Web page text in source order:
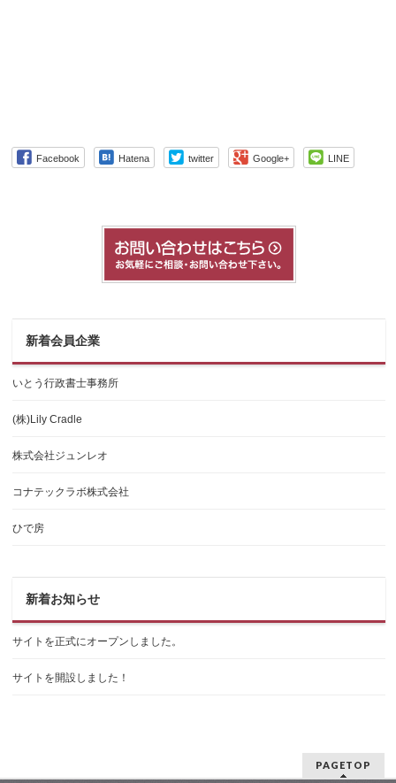
Facebook Hatena twitter Google+ LINE
新着会員企業
いとう行政書士事務所
(株)Lily Cradle
株式会社ジュンレオ
コナテックラボ株式会社
ひで房
新着お知らせ
サイトを正式にオープンしました。
サイトを開設しました！
PAGETOP